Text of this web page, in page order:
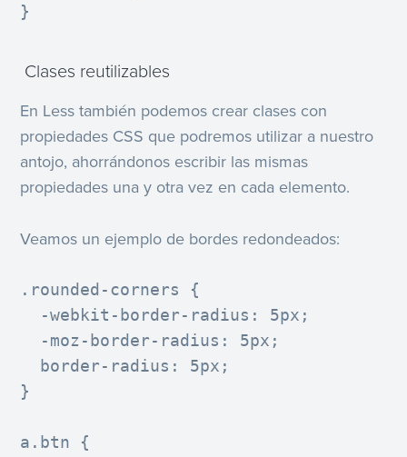
}
Clases reutilizables
En Less también podemos crear clases con
propiedades CSS que podremos utilizar a nuestro
antojo, ahorrándonos escribir las mismas
propiedades una y otra vez en cada elemento.
Veamos un ejemplo de bordes redondeados:
.rounded-corners {
  -webkit-border-radius: 5px;
  -moz-border-radius: 5px;
  border-radius: 5px;
}
a.btn {